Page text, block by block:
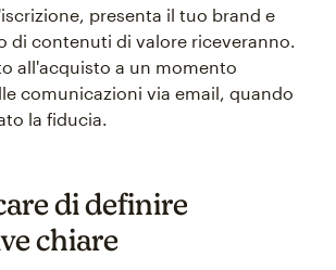
presenta il tuo brand e
di contenuti di valore riceveranno.
all'acquisto a un momento
comunicazioni via email, quando
la fiducia.
di definire
chiare